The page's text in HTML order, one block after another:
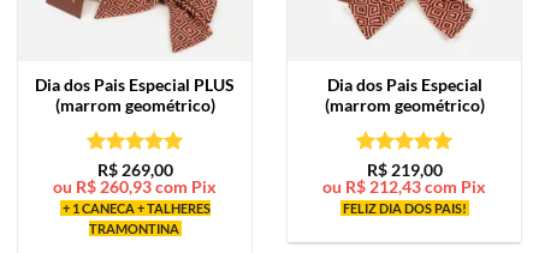
Dia dos Pais Especial PLUS
(marrom geométrico)
Avaliação5
de 5
R$269,00
ou R$ 260,93com Pix
+ 1 CANECA + TALHERES
TRAMONTINA
Dia dos Pais Especial
(marrom geométrico)
Avaliação5
de 5
R$219,00
ou R$ 212,43com Pix
FELIZ DIA DOS PAIS!